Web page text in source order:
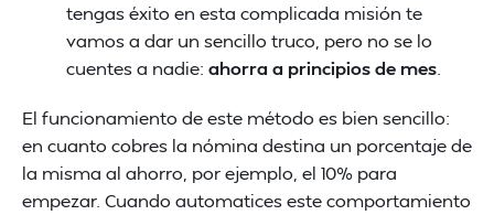
tengas éxito en esta complicada misión te
vamos a dar un sencillo truco, pero no se lo
cuentes a nadie: ahorra a principios de mes.
El funcionamiento de este método es bien sencillo:
en cuanto cobres la nómina destina un porcentaje de
la misma al ahorro, por ejemplo, el 10% para
empezar. Cuando automatices este comportamiento